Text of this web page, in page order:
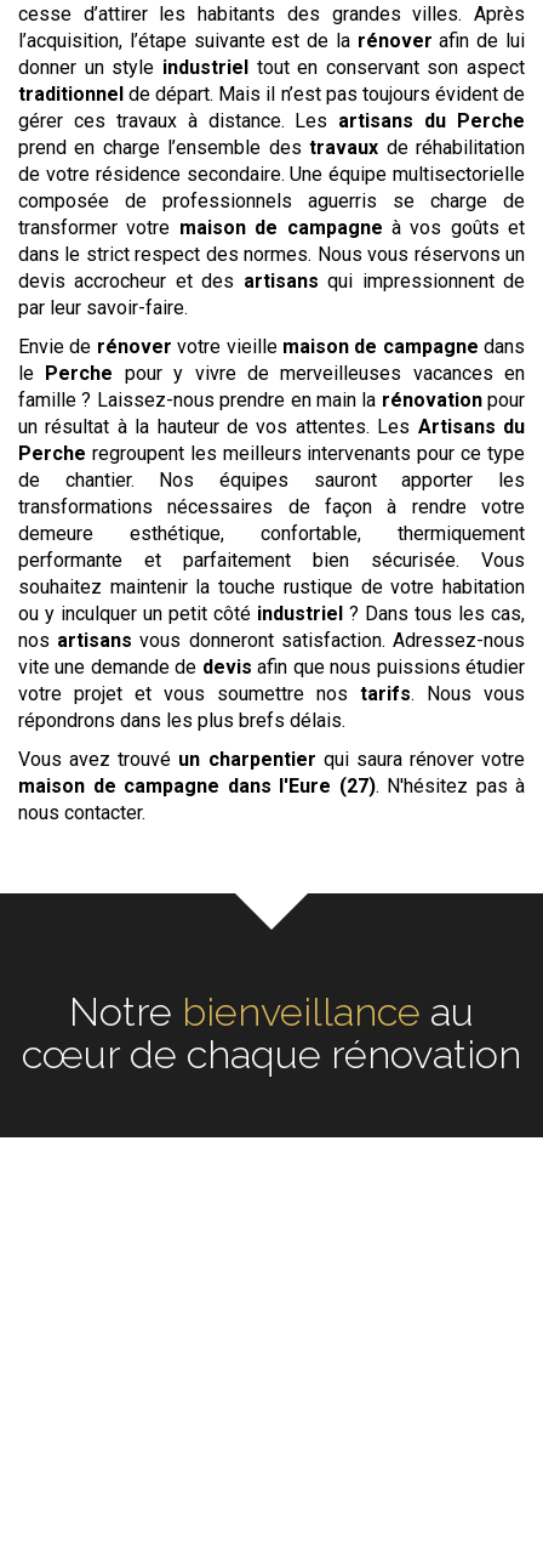
cesse d’attirer les habitants des grandes villes. Après
l’acquisition, l’étape suivante est de la rénover afin de lui
donner un style industrieltout en conservant son aspect
traditionnel de départ. Mais il n’est pas toujours évident de
gérer ces travaux à distance. Les artisans du Perche
prend en charge l’ensemble destravaux de réhabilitation
de votre résidence secondaire. Une équipe multisectorielle
composée de professionnels aguerris se charge de
transformer votre maison de campagne à vos goûts et
dans le strict respect des normes. Nous vous réservons un
devis accrocheur et des artisans qui impressionnent de
par leur savoir-faire.
Envie de rénover votre vieille maison de campagne dans
le Perche pour y vivre de merveilleuses vacances en
famille ? Laissez-nous prendre en main la rénovationpour
un résultat à la hauteur de vos attentes. Les Artisans du
Perche regroupent les meilleurs intervenants pour ce type
de chantier. Nos équipes sauront apporter les
transformations nécessaires de façon à rendre votre
demeure esthétique, confortable, thermiquement
performante et parfaitement bien sécurisée. Vous
souhaitez maintenir la touche rustique de votre habitation
ou y inculquer un petit côté industriel ? Dans tous les cas,
nos artisans vous donneront satisfaction. Adressez-nous
vite une demande de devis afin que nous puissions étudier
votre projet et vous soumettre nos tarifs. Nous vous
répondrons dans les plus brefs délais.
Vous avez trouvé un charpentier qui saura rénover votre
maison de campagne dans l'Eure (27). N'hésitez pas à
nous contacter.
Notreécouteau cœur de
chaque rénovation